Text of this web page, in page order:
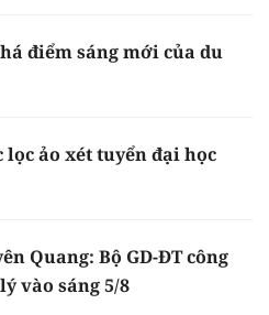
điểm sáng mới của du
ảo xét tuyển đại học
Quang: Bộ GD-ĐT công
vào sáng 5/8